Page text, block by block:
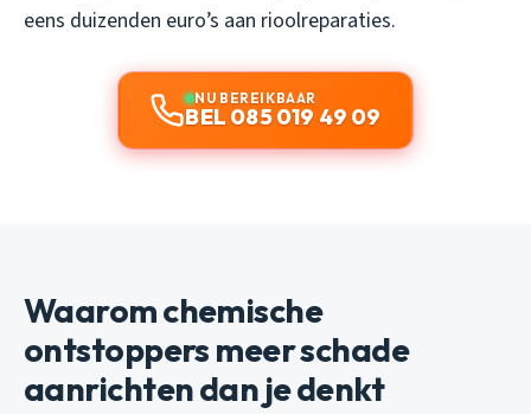
eens duizenden euro’s aan rioolreparaties.
NU BEREIKBAAR
BEL 085 019 49 09
Waarom chemische
ontstoppers meer schade
aanrichten dan je denkt